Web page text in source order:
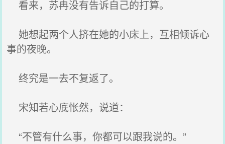
看来，苏冉没有告诉自己的打算。
她想起两个人挤在她的小床上，互相倾诉心
事的夜晚。
终究是一去不复返了。
宋知若心底怅然，说道：
“不管有什么事，你都可以跟我说的。”